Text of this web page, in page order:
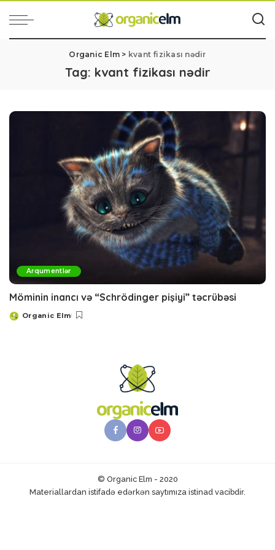
Organic Elm > kvant fizikası nədir
Tag: kvant fizikası nədir
Arqumentlər
Möminin inancı və “Schrödinger pişiyi” təcrübəsi
Posted
Organic Elm
© Organic Elm - 2020
Materiallardan istifadə edərkən saytımıza istinad vacibdir.